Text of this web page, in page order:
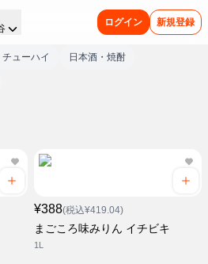
ログイン 新規登録
チューハイ 日本酒・焼酎
¥388(税込¥419.04)
まごころ味みりん イチビキ
1L